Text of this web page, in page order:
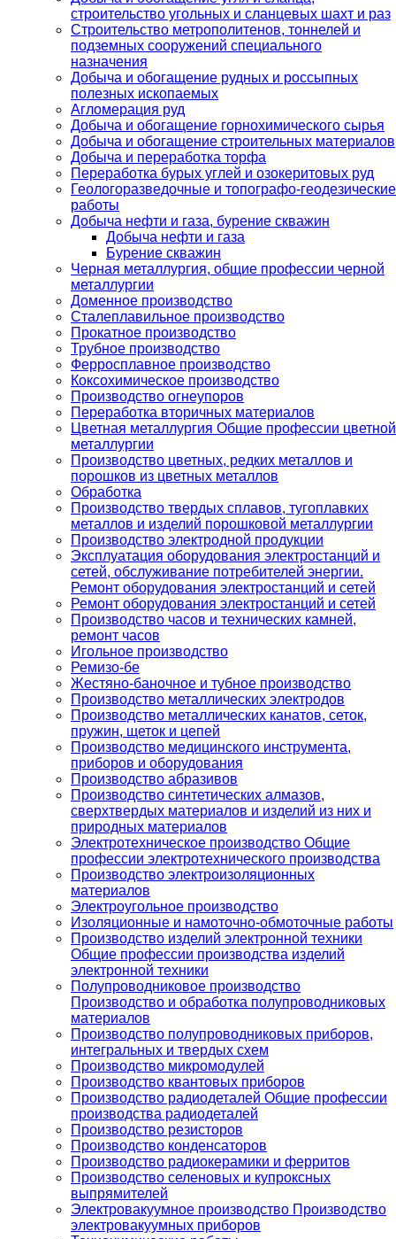
строительство угольных и сланцевых шахт и раз
Строительство метрополитенов, тоннелей и
подземных сооружений специального
назначения
Добыча и обогащение рудных и россыпных
полезных ископаемых
Агломерация руд
Добыча и обогащение горнохимического сырья
Добыча и обогащение строительных материалов
Добыча и переработка торфа
Переработка бурых углей и озокеритовых руд
Геологоразведочные и топографо-геодезические
работы
Добыча нефти и газа, бурение скважин
Добыча нефти и газа
Бурение скважин
Черная металлургия, общие профессии черной
металлургии
Доменное производство
Сталеплавильное производство
Прокатное производство
Трубное производство
Ферросплавное производство
Коксохимическое производство
Производство огнеупоров
Переработка вторичных материалов
Цветная металлургия Общие профессии цветной
металлургии
Производство цветных, редких металлов и
порошков из цветных металлов
Обработка
Производство твердых сплавов, тугоплавких
металлов и изделий порошковой металлургии
Производство электродной продукции
Эксплуатация оборудования электростанций и
сетей, обслуживание потребителей энергии.
Ремонт оборудования электростанций и сетей
Ремонт оборудования электростанций и сетей
Производство часов и технических камней,
ремонт часов
Игольное производство
Ремизо-бе
Жестяно-баночное и тубное производство
Производство металлических электродов
Производство металлических канатов, сеток,
пружин, щеток и цепей
Производство медицинского инструмента,
приборов и оборудования
Производство абразивов
Производство синтетических алмазов,
сверхтвердых материалов и изделий из них и
природных материалов
Электротехническое производство Общие
профессии электротехнического производства
Производство электроизоляционных
материалов
Электроугольное производство
Изоляционные и намоточно-обмоточные работы
Производство изделий электронной техники
Общие профессии производства изделий
электронной техники
Полупроводниковое производство
Производство и обработка полупроводниковых
материалов
Производство полупроводниковых приборов,
интегральных и твердых схем
Производство микромодулей
Производство квантовых приборов
Производство радиодеталей Общие профессии
производства радиодеталей
Производство резисторов
Производство конденсаторов
Производство радиокерамики и ферритов
Производство селеновых и купроксных
выпрямителей
Электровакуумное производство Производство
электровакуумных приборов